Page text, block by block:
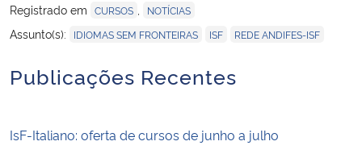
Registrado em CURSOS NOTÍCIAS
Assunto(s): IDIOMAS SEM FRONTEIRAS ISF REDE ANDIFES-ISF
Publicações Recentes
IsF-Italiano: oferta de cursos de junho a julho